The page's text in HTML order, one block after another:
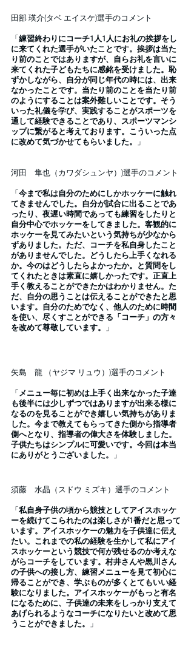
田部 瑛介(タベ エイスケ)選手のコメント
「 練習終わりにコーチ1人1人にお礼の挨拶をし
に来てくれた選手がいたことです。挨拶は当た
り前のことではありますが、自らお礼を言いに
来てくれた子どもたちに感銘を受けました。恥
ずかしながら、自分が同じ年代の時には、出来
なかったことです。当たり前のことを当たり前
のようにすることは案外難しいことです。そう
いった礼儀を学び、実践することがスポーツを
通して経験できることであり、スポーツマンシ
ップに繋がると考えております。こういった点
に改めて気づかせてもらいました。
」
河田　隼也（カワダシュンヤ）)選手のコメント
「 今まで私は自分のためにしかホッケーに触れ
てきませんでした。自分が試合に出ることであ
ったり、夜遅い時間であっても練習をしたりと
自分中心でホッケーをしてきました。客観的に
ホッケーを見てみたいという気持ちが少なから
ずありました。ただ、コーチを私自身したこと
がありませんでした。どうしたら上手くなれる
か。今のはどうしたらよかったか。と質問をし
てくれたときは素直に嬉しかったです。正直上
手く教えることができたかはわかりません。た
だ、自分の思うことは伝えることができたと思
います。自分のためでなく、他人のために時間
を使い、尽くすことができる「コーチ」の方々
を改めて尊敬しています。
」
矢島　龍 （ヤジマ リュウ）)選手のコメント
「 メニュー毎に初めは上手く出来なかった子達
も後半には少しずつではありますが出来る様に
なるのを見ることができ嬉しい気持ちがありま
した。今まで教えてもらってきた側から指導者
側へとなり、指導者の偉大さを体験しました。
子供たちはシンプルに可愛いです。今回は本当
にありがとうございました。
」
須藤　水晶（スドウ ミズキ）選手のコメント
「 私自身子供の頃から競技としてアイスホッケ
ーを続けてこられたのは楽しさが1番だと思って
います。アイスホッケーの魅力を子供達に伝え
たい。これまでの私の経験を生かして私にアイ
スホッケーという競技で何が残せるのか考えな
がらコーチをしています。村井さんや黒川さん
の子供への接し方、練習メニューを見て初心に
帰ることができ、学ぶものが多くとてもいい経
験になりました。アイスホッケーがもっと有名
になるために、子供達の未来をしっかり支えて
あげられるようなコーチになりたいと改めて思
うことができました。
」